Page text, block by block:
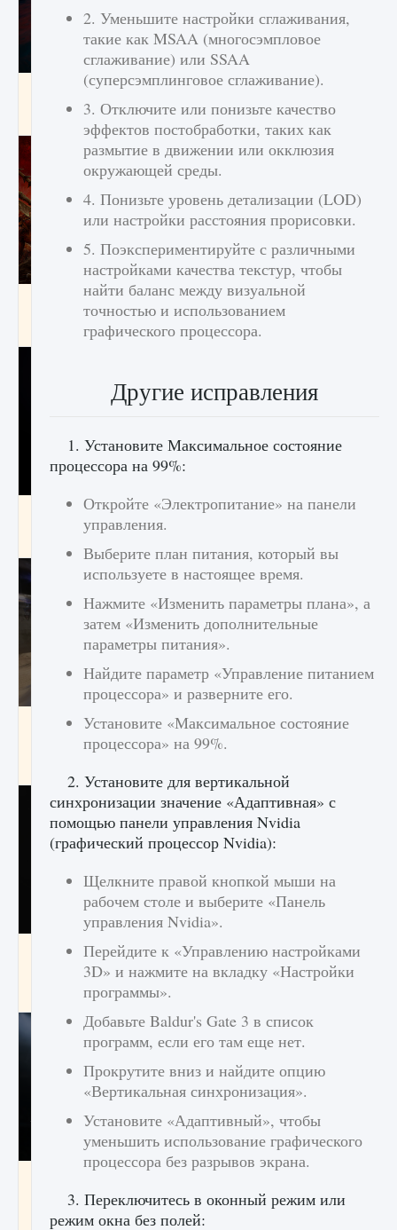
Как создавать предметы в Creatures of Ava
9 августа 2024 1 266 0 0
Как найти Гробницу Изгоев в Diablo 4
9 августа 2024 1 337 0
Как получить Thunder Egg в Stardew Valley
Как исправить неработающие награды For
Как разблокировать чертеж счастливого
оружия в MW3 и Warzone
9 августа 2024
9 августа 2024 1 297
2. Уменьшите настройки сглаживания,
такие как MSAA (многосэмпловое
сглаживание) или SSAA
(суперсэмплинговое сглаживание).
3. Отключите или понизьте качество
эффектов постобработки, таких как
размытие в движении или окклюзия
окружающей среды.
4. Понизьте уровень детализации (LOD)
или настройки расстояния прорисовки.
5. Поэкспериментируйте с различными
настройками качества текстур, чтобы
найти баланс между визуальной
точностью и использованием
графического процессора.
Другие исправления
1. Установите Максимальное состояние
процессора на 99%:
Откройте «Электропитание» на панели
управления.
Выберите план питания, который вы
используете в настоящее время.
Нажмите «Изменить параметры плана», а
затем «Изменить дополнительные
параметры питания».
Найдите параметр «Управление питанием
процессора» и разверните его.
Установите «Максимальное состояние
процессора» на 99%.
2. Установите для вертикальной
синхронизации значение «Адаптивная» с
помощью панели управления Nvidia
(графический процессор Nvidia):
Щелкните правой кнопкой мыши на
рабочем столе и выберите «Панель
управления Nvidia».
Перейдите к «Управлению настройками
3D» и нажмите на вкладку «Настройки
программы».
Добавьте Baldur's Gate 3 в список
программ, если его там еще нет.
Прокрутите вниз и найдите опцию
«Вертикальная синхронизация».
Установите «Адаптивный», чтобы
уменьшить использование графического
процессора без разрывов экрана.
3. Переключитесь в оконный режим или
режим окна без полей: